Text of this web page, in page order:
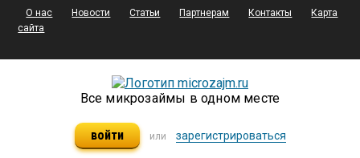
О нас Новости Статьи Партнерам Контакты
Карта
сайта
Все микрозаймы в одном месте
войти или зарегистрироваться